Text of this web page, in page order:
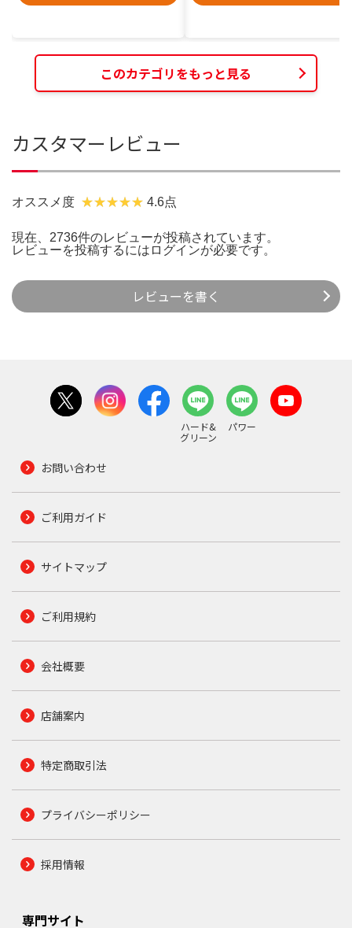
このカテゴリをもっと見る
カスタマーレビュー
オススメ度 4.6点
現在、2736件のレビューが投稿されています。
レビューを投稿するには ログインが必要です。
レビューを書く
ハード&
グリーン
パワー
お問い合わせ
ご利用ガイド
サイトマップ
ご利用規約
会社概要
店舗案内
特定商取引法
プライバシーポリシー
採用情報
専門サイト